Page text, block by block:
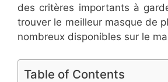
des critères importants à
trouver le meilleur masque de
nombreux disponibles sur le
Table of Contents